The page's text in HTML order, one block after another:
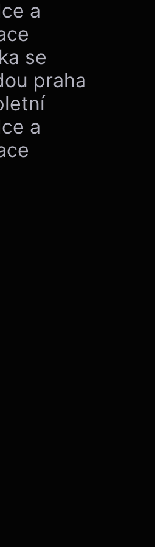
a
se
praha
a